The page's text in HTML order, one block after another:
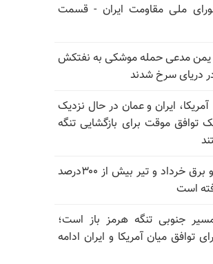
ملی مقاومت ایران - قسمت
مدعی حمله موشکی به نفتکش
دریای سرخ شدند
ایران و عمان در حال نزدیک
توافق موقت برای بازگشایی تنگه
قبض آب و برق خرداد و تیر بیش از ۳۰۰درصد
است
جنوبی تنگه هرمز باز است؛
توافق میان آمریکا و ایران ادامه